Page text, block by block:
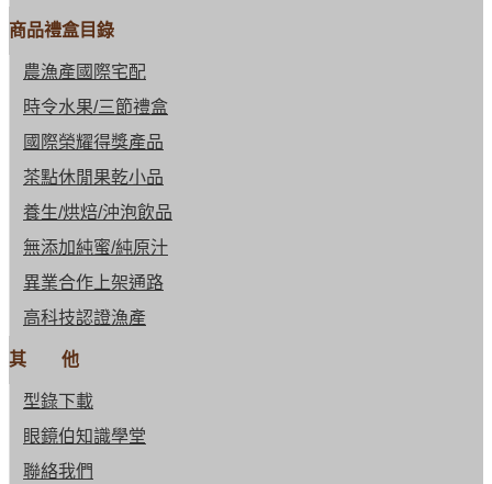
商品禮盒目錄
農漁產國際宅配
時令水果/三節禮盒
國際榮耀得獎產品
茶點休閒果乾小品
養生/烘焙/沖泡飲品
無添加純蜜/純原汁
異業合作上架通路
高科技認證漁產
其 他
型錄下載
眼鏡伯知識學堂
聯絡我們